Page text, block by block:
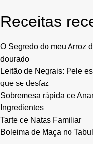
Receitas
O Segredo do meu Arroz
dourado
Leitão de Negrais: Pele
que se desfaz
Sobremesa rápida de
Ingredientes
Tarte de Natas Familiar
Boleima de Maça no